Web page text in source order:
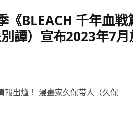
《BLEACH 千年血戦
譚）宣布2023年7月
報出爐！ 漫畫家久保帯人（久保